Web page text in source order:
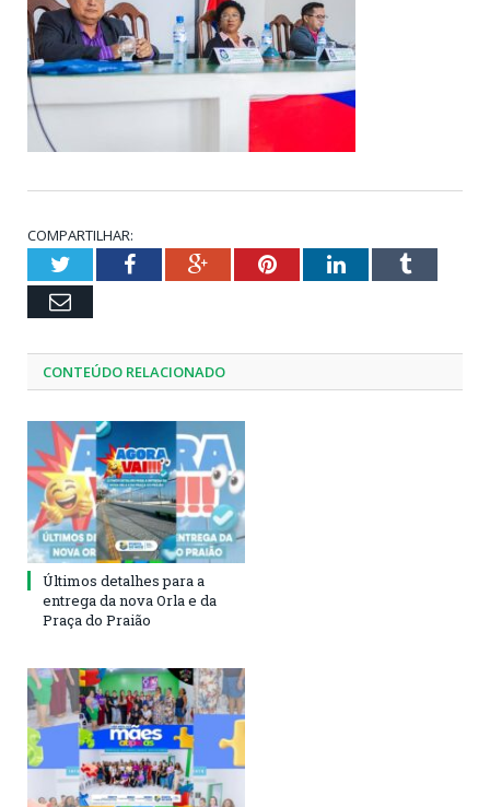
COMPARTILHAR:
TwitterFacebookGoogle+PinterestLinkedInTumblr
Email
CONTEÚDO RELACIONADO
Últimos detalhes para a
entrega da nova Orla e da
Praça do Praião